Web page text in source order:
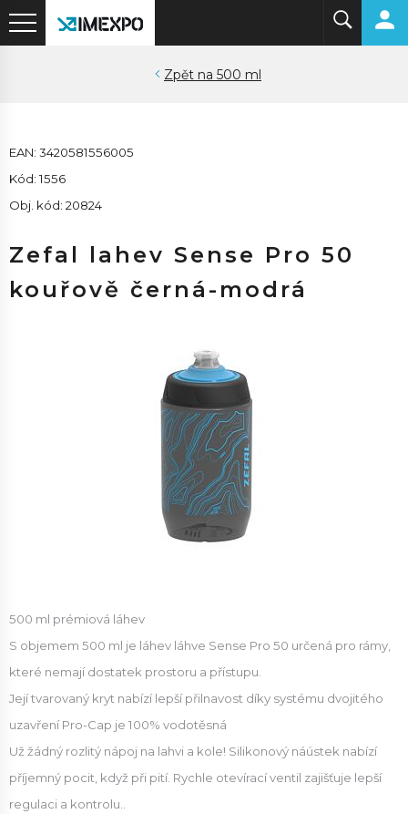
500 ml
EAN: 3420581556005
Kód: 1556
Obj. kód: 20824
Zefal lahev Sense Pro 50
kouřově černá-modrá
500 ml prémiová láhev
S objemem 500 ml je láhev láhve Sense Pro 50 určená pro rámy,
které nemají dostatek prostoru a přístupu.
Její tvarovaný kryt nabízí lepší přilnavost díky systému dvojitého
uzavření Pro-Cap je 100% vodotěsná
Už žádný rozlitý nápoj na lahvi a kole! Silikonový náústek nabízí
příjemný pocit, když při pití. Rychle otevírací ventil zajišťuje lepší
regulaci a kontrolu..